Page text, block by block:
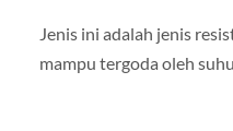
Jenis ini adalah jenis
mampu tergoda oleh